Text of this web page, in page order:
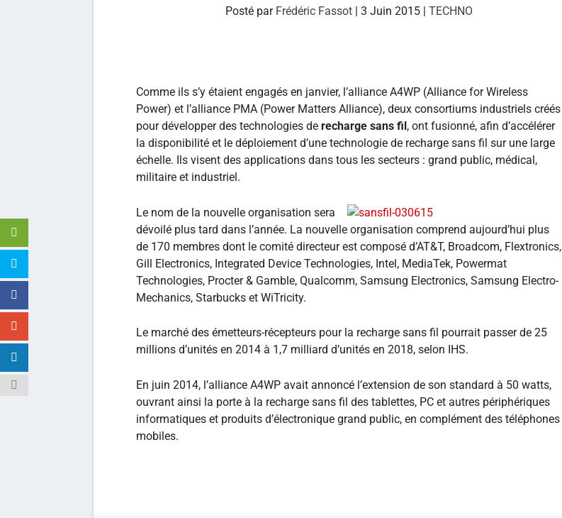
Posté par Frédéric Fassot |3 Juin 2015 |TECHNO
Comme ils s’y étaient engagés en janvier, l’alliance A4WP (Alliance for Wireless
Power) et l’alliance PMA (Power Matters Alliance), deux consortiums industriels créés
pour développer des technologies de recharge sans fil, ont fusionné, afin d’accélérer
la disponibilité et le déploiement d’une technologie de recharge sans fil sur une large
échelle. Ils visent des applications dans tous les secteurs : grand public, médical,
militaire et industriel.
Le nom de la nouvelle organisation sera
dévoilé plus tard dans l’année. La nouvelle organisation comprend aujourd’hui plus
de 170 membres dont le comité directeur est composé d’AT&T, Broadcom, Flextronics,
Gill Electronics, Integrated Device Technologies, Intel, MediaTek, Powermat
Technologies, Procter & Gamble, Qualcomm, Samsung Electronics, Samsung Electro-
Mechanics, Starbucks et WiTricity.
Le marché des émetteurs-récepteurs pour la recharge sans fil pourrait passer de 25
millions d’unités en 2014 à 1,7 milliard d’unités en 2018, selon IHS.
En juin 2014, l’alliance A4WP avait annoncé l’extension de son standard à 50 watts,
ouvrant ainsi la porte à la recharge sans fil des tablettes, PC et autres périphériques
informatiques et produits d’électronique grand public, en complément des téléphones
mobiles.